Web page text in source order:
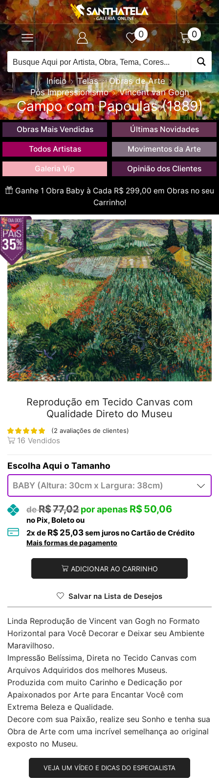
0 0
Início Telas
Obras de Arte
Pós Impressionismo
Vincent van Gogh
Campo com Papoulas (1889)
Obras Mais Vendidas Últimas Novidades
Todos Artistas Movimentos da Arte
Galeria Vip Opinião dos Clientes
Ganhe 1 Obra Baby à Cada R$ 299,00 em Obras no seu
Carrinho!
Reprodução em Tecido Canvas com
Qualidade Direto do Museu
(2 avaliações de clientes)
16 Vendidos
Tamanho
R$77,02 R$50,06
no Pix, Boleto ou
2x de R$ 25,03sem juros no Cartão de Crédito
Mais formas de pagamento
ADICIONAR AO CARRINHO
Salvar na Lista de Desejos
Linda Reprodução de Vincent van Gogh no Formato
Horizontal para Você Decorar e Deixar seu Ambiente
Maravilhoso.
Impressão Belíssima, Direta no Tecido Canvas com
Arquivos Adquiridos dos melhores Museus.
Produzida com muito Carinho e Dedicação por
Apaixonados por Arte para Encantar Você com
Extrema Beleza e Qualidade.
Decore com sua Paixão, realize seu Sonho e tenha sua
Obra de Arte com uma incrível semelhança ao original
exposto no Museu.
VEJA UM VÍDEO E DICAS DO ESPECIALISTA